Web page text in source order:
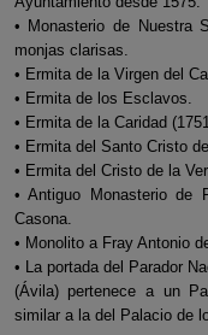
• Monasterio de Nuestra
monjas clarisas.
• Ermita de la Virgen del
• Ermita de los Esclavos.
• Ermita de la Caridad
• Ermita del Santo Cristo
• Ermita del Cristo de la
• Antiguo Monasterio de
Casona.
• Monolito a Fray Antonio
• La portada del Parador
(Ávila) pertenece a un
similar a la del Palacio de